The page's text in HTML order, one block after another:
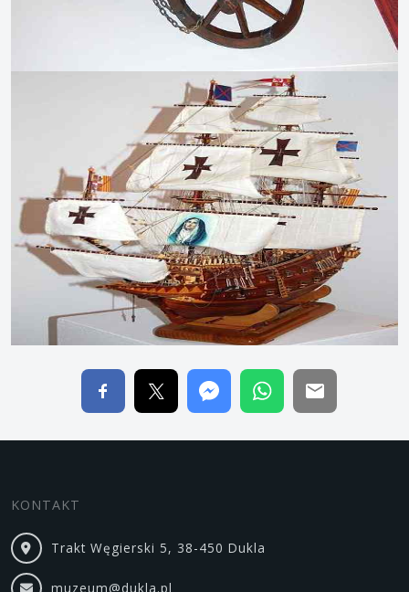
KONTAKT
Trakt Węgierski 5, 38-450 Dukla
muzeum@dukla.pl